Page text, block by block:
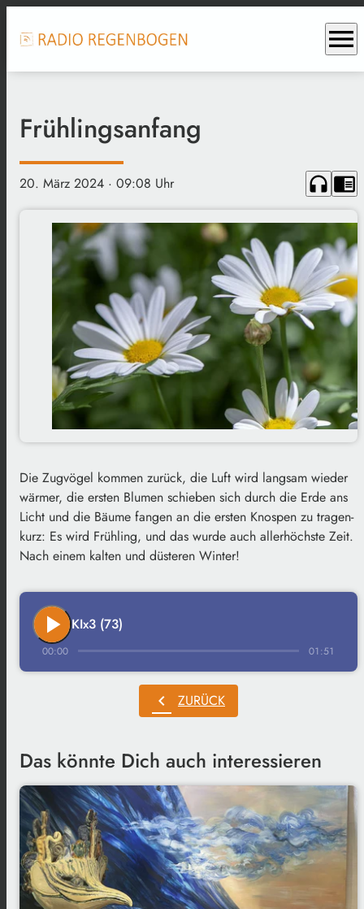
menu
Frühlingsanfang
20. März 2024 · 09:08 Uhr headphones chrome_reader_mode
Die Zugvögel kommen zurück, die Luft wird langsam wieder
wärmer, die ersten Blumen schieben sich durch die Erde ans
Licht und die Bäume fangen an die ersten Knospen zu tragen-
kurz: Es wird Frühling, und das wurde auch allerhöchste Zeit.
Nach einem kalten und düsteren Winter!
play_arrow KIx3 (73)
00:00 01:51
chevron_left ZURÜCK
Das könnte Dich auch interessieren